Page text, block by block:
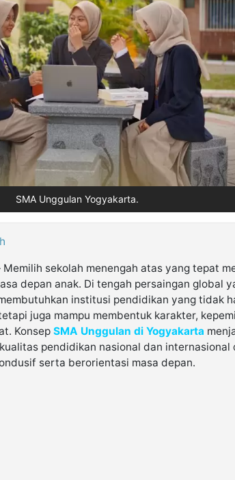
SMA Unggulan Yogyakarta.
Memilih sekolah menengah atas yang tepat
depan anak. Di tengah persaingan global
institusi pendidikan yang tidak
juga mampu membentuk karakter,
Konsep SMA Unggulan di Yogyakarta
pendidikan nasional dan internasional
serta berorientasi masa depan.